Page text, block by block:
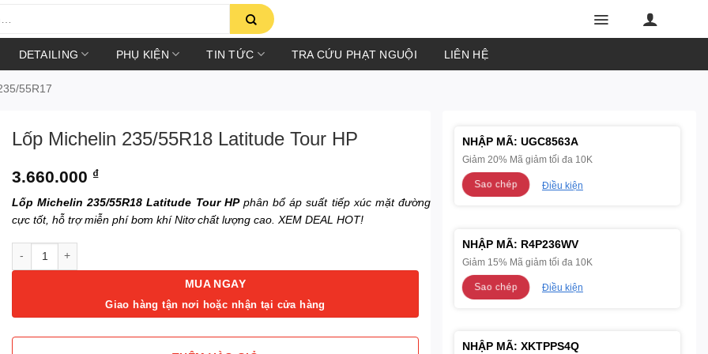
DETAILING PHỤ KIỆN TIN TỨC TRA CỨU PHẠT NGUỘI LIÊN HỆ
55R17
Lốp Michelin 235/55R18 Latitude Tour HP
3.660.000 ₫
Lốp Michelin 235/55R18 Latitude Tour HPphân bổ áp suất tiếp xúc mặt đường
cực tốt, hỗ trợ miễn phí bơm khí Nitơ chất lượng cao. XEM DEAL HOT!
MUA NGAY
Giao hàng tận nơi hoặc nhận tại cửa hàng
NHẬP MÃ: UGC8563A
Giảm 20% Mã giảm tối đa 10K
Sao chép Điều kiện
NHẬP MÃ: R4P236WV
Giảm 15% Mã giảm tối đa 10K
Sao chép Điều kiện
NHẬP MÃ: XKTPPS4Q